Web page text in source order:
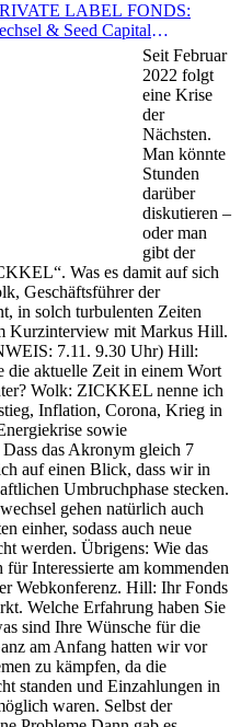
LABEL FONDS:
& Seed Capital
7.11. & Interview –
Seit Februar
2022 folgt
eine Krise
der
Nächsten.
Man könnte
Stunden
darüber
diskutieren –
oder man
gibt der
Was es damit auf sich
Geschäftsführer der
in solch turbulenten Zeiten
Kurzinterview mit Markus Hill.
7.11. 9.30 Uhr) Hill:
die aktuelle Zeit in einem Wort
Wolk: ZICKKEL nenne ich
Inflation, Corona, Krieg in
sowie
das Akronym gleich 7
auf einen Blick, dass wir in
Umbruchphase stecken.
gehen natürlich auch
einher, sodass auch neue
werden. Übrigens: Wie das
Interessierte am kommenden
Webkonferenz. Hill: Ihr Fonds
Welche Erfahrung haben Sie
sind Ihre Wünsche für die
am Anfang hatten wir vor
zu kämpfen, da die
standen und Einzahlungen in
waren. Selbst der